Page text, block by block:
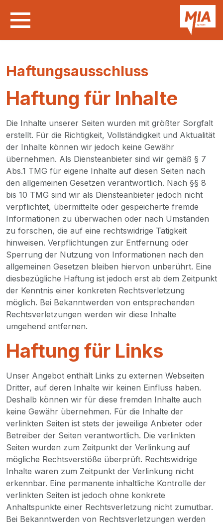
Haftungsausschluss
Haftung für Inhalte
Die Inhalte unserer Seiten wurden mit größter Sorgfalt
erstellt. Für die Richtigkeit, Vollständigkeit und Aktualität
der Inhalte können wir jedoch keine Gewähr
übernehmen. Als Diensteanbieter sind wir gemäß § 7
Abs.1 TMG für eigene Inhalte auf diesen Seiten nach
den allgemeinen Gesetzen verantwortlich. Nach §§ 8
bis 10 TMG sind wir als Diensteanbieter jedoch nicht
verpflichtet, übermittelte oder gespeicherte fremde
Informationen zu überwachen oder nach Umständen
zu forschen, die auf eine rechtswidrige Tätigkeit
hinweisen. Verpflichtungen zur Entfernung oder
Sperrung der Nutzung von Informationen nach den
allgemeinen Gesetzen bleiben hiervon unberührt. Eine
diesbezügliche Haftung ist jedoch erst ab dem Zeitpunkt
der Kenntnis einer konkreten Rechtsverletzung
möglich. Bei Bekanntwerden von entsprechenden
Rechtsverletzungen werden wir diese Inhalte
umgehend entfernen.
Haftung für Links
Unser Angebot enthält Links zu externen Webseiten
Dritter, auf deren Inhalte wir keinen Einfluss haben.
Deshalb können wir für diese fremden Inhalte auch
keine Gewähr übernehmen. Für die Inhalte der
verlinkten Seiten ist stets der jeweilige Anbieter oder
Betreiber der Seiten verantwortlich. Die verlinkten
Seiten wurden zum Zeitpunkt der Verlinkung auf
mögliche Rechtsverstöße überprüft. Rechtswidrige
Inhalte waren zum Zeitpunkt der Verlinkung nicht
erkennbar. Eine permanente inhaltliche Kontrolle der
verlinkten Seiten ist jedoch ohne konkrete
Anhaltspunkte einer Rechtsverletzung nicht zumutbar.
Bei Bekanntwerden von Rechtsverletzungen werden